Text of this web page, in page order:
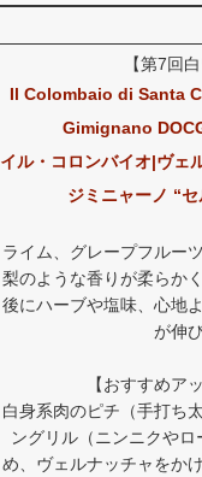
【第7回
Il Colombaio di Santa
Gimignano
イル・コロンバイオ|ヴェ
ジミニャーノ “
ライム、グレープフルー
梨のような香りが柔らか
後にハーブや塩味、心地
が伸
【おすすめア
白身系肉のピチ（手打ち
ングリル（ニンニクや
め、ヴェルナッチャをか